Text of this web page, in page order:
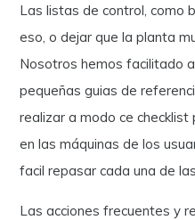
Las listas de control, como
eso, o dejar que la planta
Nosotros hemos facilitado
pequeñas guias de
realizar a modo ce
en las máquinas de los
facil repasar cada una de
Las acciones frecuentes y